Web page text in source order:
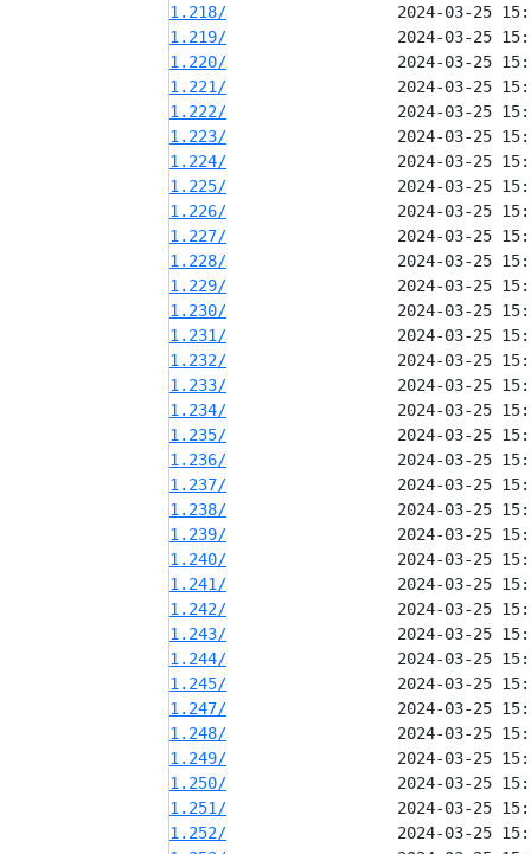
1.218/
1.219/
1.220/
1.221/
1.222/
1.223/
1.224/
1.225/
1.226/
1.227/
1.228/
1.229/
1.230/
1.231/
1.232/
1.233/
1.234/
1.235/
1.236/
1.237/
1.238/
1.239/
1.240/
1.241/
1.242/
1.243/
1.244/
1.245/
1.247/
1.248/
1.249/
1.250/
1.251/
1.252/